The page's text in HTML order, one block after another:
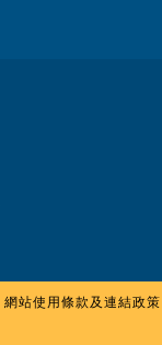
網站使用條款及連結政策